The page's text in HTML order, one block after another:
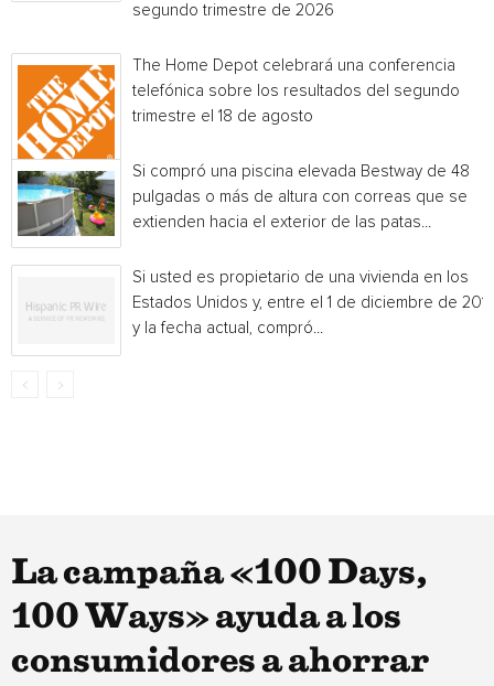
segundo trimestre de 2026
The Home Depot celebrará una conferencia
telefónica sobre los resultados del segundo
trimestre el 18 de agosto
Si compró una piscina elevada Bestway de 48
pulgadas o más de altura con correas que se
extienden hacia el exterior de las patas...
Si usted es propietario de una vivienda en los
Estados Unidos y, entre el 1 de diciembre de
y la fecha actual, compró...
La campaña «100 Days,
100 Ways» ayuda a los
consumidores a ahorrar